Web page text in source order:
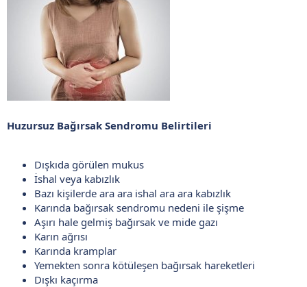
Huzursuz Bağırsak Sendromu Belirtileri
Dışkıda görülen mukus
İshal veya kabızlık
Bazı kişilerde ara ara ishal ara ara kabızlık
Karında bağırsak sendromu nedeni ile şişme
Aşırı hale gelmiş bağırsak ve mide gazı
Karın ağrısı
Karında kramplar
Yemekten sonra kötüleşen bağırsak hareketleri
Dışkı kaçırma